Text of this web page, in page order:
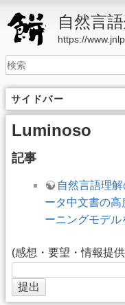
自然言
https://
サイドバー
Luminoso
記事
自然言語理
ータ中文書の
ーニングモデル
(感想・要望・情報提